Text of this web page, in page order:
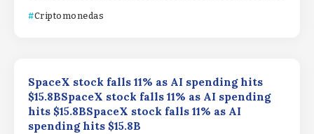
Criptomonedas
SpaceX stock falls 11% as AI spending hits
$15.8BSpaceX stock falls 11% as AI spending
hits $15.8BSpaceX stock falls 11% as AI
spending hits $15.8B